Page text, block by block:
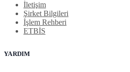
İletişim
Şirket Bilgileri
İşlem Rehberi
ETBİS
YARDIM